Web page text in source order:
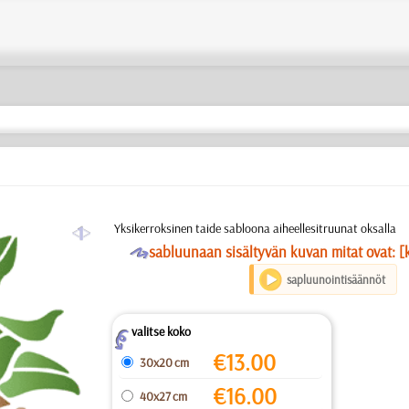
a Yksikerroksinen taide sabloona aiheellesitruunat oksalla
Osabluunaan sisältyvän kuvan mitat ovat:
sapluunointisäännöt
Zvalitse koko
30x20 cm
€13.00
40x27 cm €16.00